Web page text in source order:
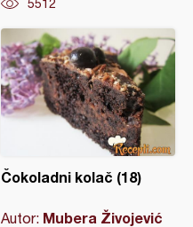
5512
Čokoladni kolač (18)
Autor: Mubera Živojević